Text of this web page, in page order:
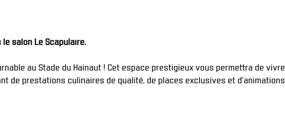
au Stade du Hainaut ! Cet espace prestigieux vous permettra de vivre
de prestations culinaires de qualité, de places exclusives et d’animations